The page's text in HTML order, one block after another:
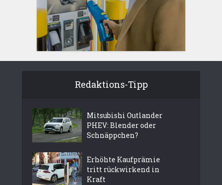
Redaktions-Tipp
Mitsubishi Outlander
PHEV: Blender oder
Schnäppchen?
Erhöhte Kaufprämie
tritt rückwirkend in
Kraft